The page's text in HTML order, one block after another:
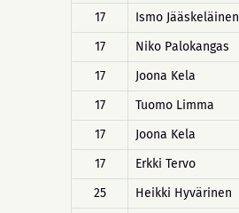
17
Ismo Jääskeläinen
17
Niko Palokangas
17
Joona Kela
17
Tuomo Limma
17
Joona Kela
17
Erkki Tervo
25
Heikki Hyvärinen